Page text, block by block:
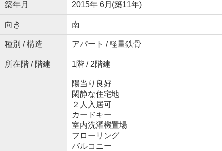
築年月 2015年 6月(築11年)
向き 南
種別 / 構造 アパート / 軽量鉄骨
所在階 / 階建 1階 / 2階建
陽当り良好
閑静な住宅地
２人入居可
カードキー
室内洗濯機置場
フローリング
バルコニー